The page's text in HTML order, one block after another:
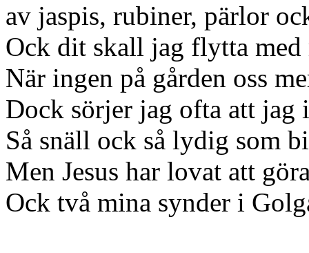
av jaspis, rubiner, pärlor
Ock dit skall jag flytta med
När ingen på gården oss
Dock sörjer jag ofta att jag
Så snäll ock så lydig som
Men Jesus har lovat att
Ock två mina synder i